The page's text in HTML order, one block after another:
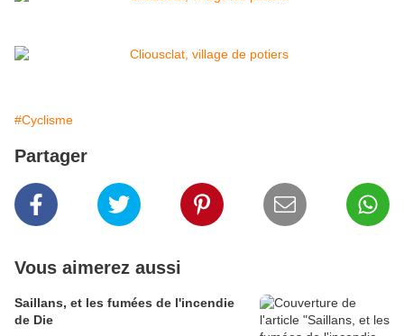
#Cyclisme
Partager
Vous aimerez aussi
Saillans, et les fumées de l'incendie
de Die